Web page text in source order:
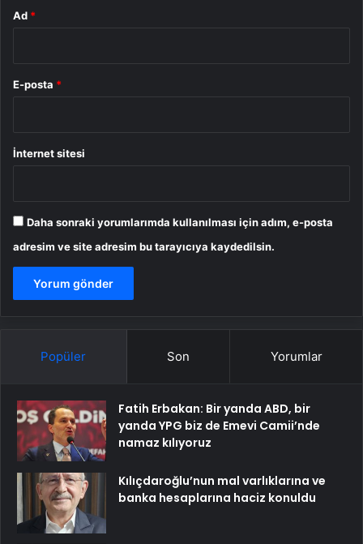
Ad *
E-posta *
İnternet sitesi
Daha sonraki yorumlarımda kullanılması için adım, e-posta
adresim ve site adresim bu tarayıcıya kaydedilsin.
Popüler Son Yorumlar
Fatih Erbakan: Bir yanda ABD, bir
yanda YPG biz de Emevi Camii’nde
namaz kılıyoruz
Kılıçdaroğlu’nun mal varlıklarına ve
banka hesaplarına haciz konuldu